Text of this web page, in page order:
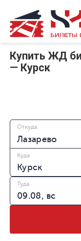
Купить ЖД
— Курск
Откуда
Куда
Туда